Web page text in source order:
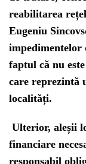
reabilitarea
Eugeniu
impedimentelor
faptul că nu
care reprezintă
localități.
Ulterior, aleșii
financiare
responsabil